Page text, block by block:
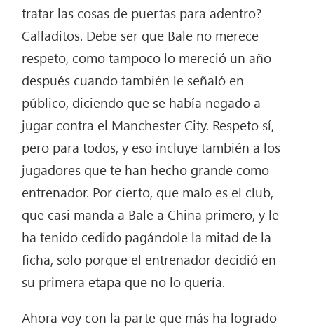
tratar las cosas de puertas para adentro?
Calladitos. Debe ser que Bale no merece
respeto, como tampoco lo mereció un año
después cuando también le señaló en
público, diciendo que se había negado a
jugar contra el Manchester City. Respeto sí,
pero para todos, y eso incluye también a los
jugadores que te han hecho grande como
entrenador. Por cierto, que malo es el club,
que casi manda a Bale a China primero, y le
ha tenido cedido pagándole la mitad de la
ficha, solo porque el entrenador decidió en
su primera etapa que no lo quería.
Ahora voy con la parte que más ha logrado